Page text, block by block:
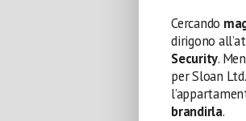
Cercando
dirigono
Security.
per Sloan
brandirla.